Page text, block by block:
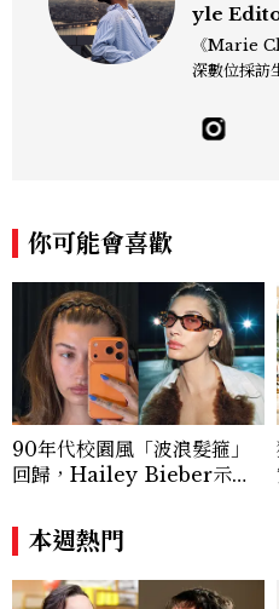
yle
《Marie
深數位採訪
飯店、奢
另涉獵3C
pella、
I、Raffles
rriott等頂級飯店集
0篇深度專
「玩咖懶
角提供讀者
品質生活旅遊靈
你可能會喜歡
90年代校園風「波浪髮箍」
回歸，Hailey Bieber示範
u髮箍未開賣先爆紅！
本週熱門